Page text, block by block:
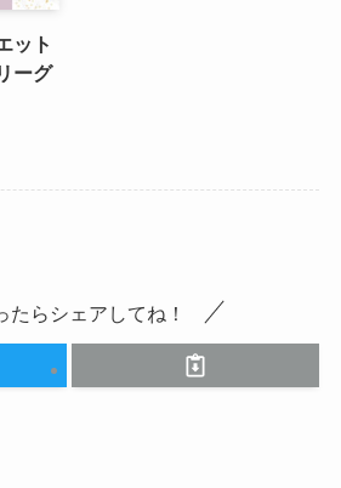
ット
ーグ
たらシェアしてね！